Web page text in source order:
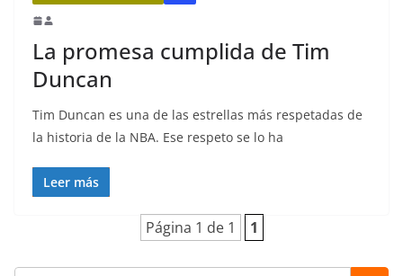
La promesa cumplida de Tim
Duncan
Tim Duncan es una de las estrellas más respetadas de
la historia de la NBA. Ese respeto se lo ha
Leer más
Página 1 de 1 1